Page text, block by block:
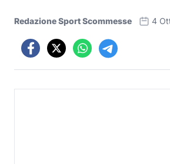
Redazione Sport Scommesse 4